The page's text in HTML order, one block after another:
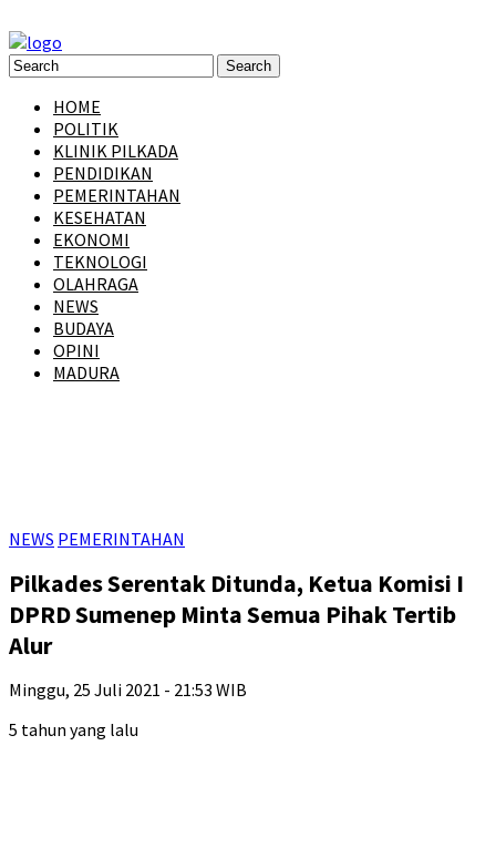
HOME
POLITIK
KLINIK PILKADA
PENDIDIKAN
PEMERINTAHAN
KESEHATAN
EKONOMI
TEKNOLOGI
OLAHRAGA
NEWS
BUDAYA
OPINI
MADURA
NEWS PEMERINTAHAN
Pilkades Serentak Ditunda, Ketua Komisi I
DPRD Sumenep Minta Semua Pihak Tertib
Alur
Minggu, 25 Juli 2021 - 21:53 WIB
5 tahun yang lalu